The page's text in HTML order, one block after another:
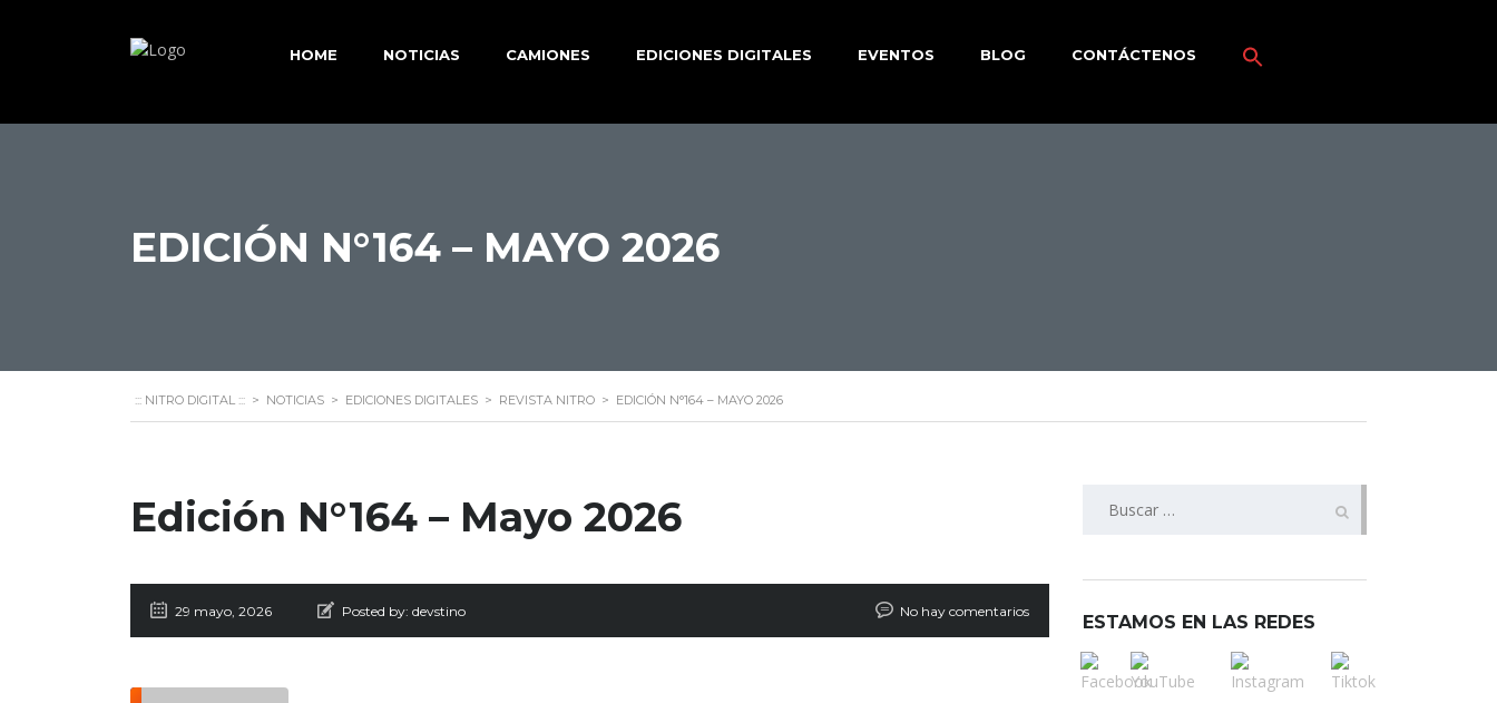
HOME NOTICIAS CAMIONES EDICIONES DIGITALES EVENTOS BLOG CONTÁCTENOS
EDICIÓN N°164 – MAYO 2026
::: NITRO DIGITAL ::: > NOTICIAS > EDICIONES DIGITALES > REVISTA NITRO > EDICIÓN N°164 – MAYO 2026
Edición N°164 – Mayo 2026
29 mayo, 2026 Posted by: devstino No hay comentarios
ESTAMOS EN LAS REDES